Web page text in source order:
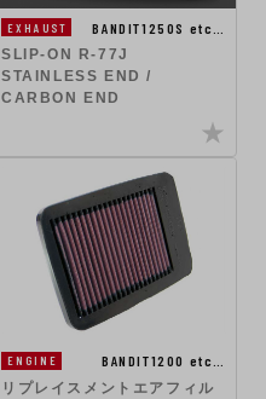
EXHAUST
BANDIT1250S etc…
SLIP-ON R-77J
STAINLESS END /
CARBON END
ENGINE
BANDIT1200 etc…
リプレイスメントエアフィル